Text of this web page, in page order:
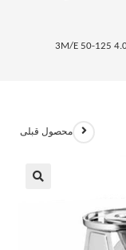
محصول قبلی